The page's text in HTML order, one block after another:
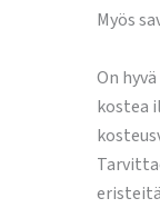
Myös
On
kostea